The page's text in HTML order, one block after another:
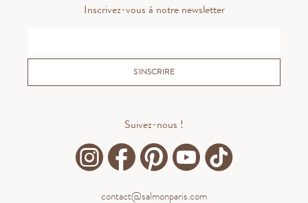
Inscrivez-vous à notre newsletter
S'INSCRIRE
Suivez-nous !
contact@salmonparis.com